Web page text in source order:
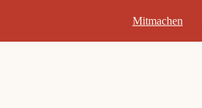
Mitmachen